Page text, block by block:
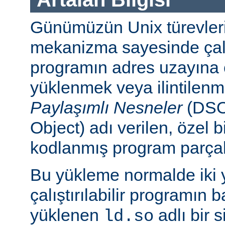
Günümüzün Unix
mekanizma sayesinde
programın adres uzayına
yüklenmek veya
Paylaşımlı Nesneler
Object) adı verilen, özel
kodlanmış program
Bu yükleme normalde iki
çalıştırılabilir programın
yüklenen ld.so adlı bir